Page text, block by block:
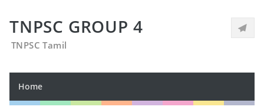
TNPSC GROUP 4
TNPSC Tamil
Home